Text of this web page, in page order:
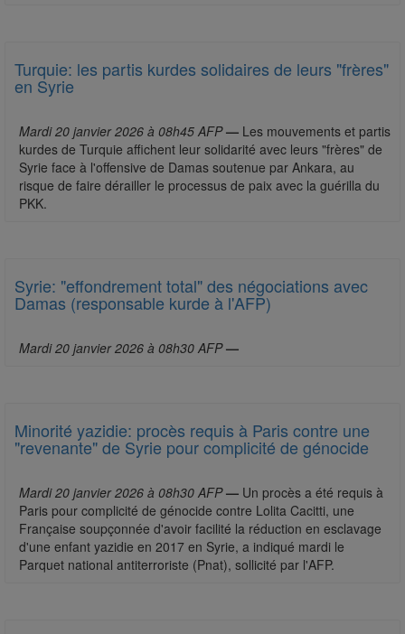
Turquie: les partis kurdes solidaires de leurs "frères"
en Syrie
Mardi 20 janvier 2026 à 08h45 AFP — Les mouvements et partis
kurdes de Turquie affichent leur solidarité avec leurs "frères" de
Syrie face à l'offensive de Damas soutenue par Ankara, au
risque de faire dérailler le processus de paix avec la guérilla du
PKK.
Syrie: "effondrement total" des négociations avec
Damas (responsable kurde à l'AFP)
Mardi 20 janvier 2026 à 08h30 AFP —
Minorité yazidie: procès requis à Paris contre une
"revenante" de Syrie pour complicité de génocide
Mardi 20 janvier 2026 à 08h30 AFP — Un procès a été requis à
Paris pour complicité de génocide contre Lolita Cacitti, une
Française soupçonnée d'avoir facilité la réduction en esclavage
d'une enfant yazidie en 2017 en Syrie, a indiqué mardi le
Parquet national antiterroriste (Pnat), sollicité par l'AFP.